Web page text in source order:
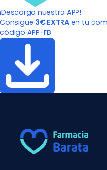
¡Descarga nuestra APP!
Consigue 3€ EXTRA en tu
código APP-FB